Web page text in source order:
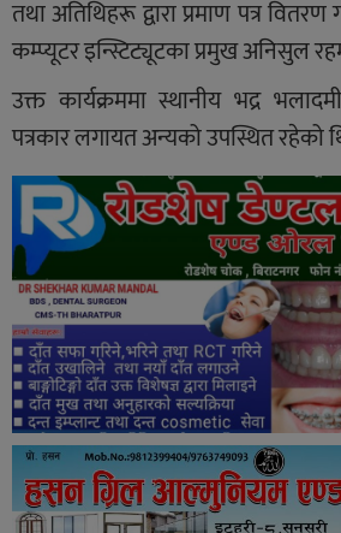
तथा अतिथिहरू द्वारा प्रमाण पत्र
कम्प्यूटर इन्स्टिट्यूटका प्रमुख अनिसुल
उक्त कार्यक्रममा स्थानीय भद्र
पत्रकार लगायत अन्यको उपस्थित रहेको